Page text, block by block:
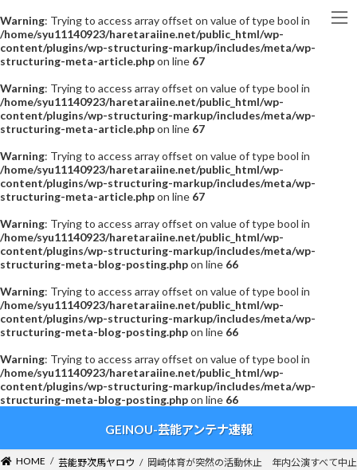
Warning: Trying to access array offset on value of type bool in
/home/syu11140923/haretaraiine.net/public_html/wp-
content/plugins/wp-structuring-markup/includes/meta/wp-
structuring-meta-article.phpon line 67
Warning: Trying to access array offset on value of type bool in
/home/syu11140923/haretaraiine.net/public_html/wp-
content/plugins/wp-structuring-markup/includes/meta/wp-
structuring-meta-article.phpon line 67
Warning: Trying to access array offset on value of type bool in
/home/syu11140923/haretaraiine.net/public_html/wp-
content/plugins/wp-structuring-markup/includes/meta/wp-
structuring-meta-article.phpon line 67
Warning: Trying to access array offset on value of type bool in
/home/syu11140923/haretaraiine.net/public_html/wp-
content/plugins/wp-structuring-markup/includes/meta/wp-
structuring-meta-blog-posting.phpon line 66
Warning: Trying to access array offset on value of type bool in
/home/syu11140923/haretaraiine.net/public_html/wp-
content/plugins/wp-structuring-markup/includes/meta/wp-
structuring-meta-blog-posting.phpon line 66
Warning: Trying to access array offset on value of type bool in
/home/syu11140923/haretaraiine.net/public_html/wp-
content/plugins/wp-structuring-markup/includes/meta/wp-
structuring-meta-blog-posting.phpon line 66
ン
ー
GEINOU-芸能アンテナ速報
HOME 芸能野次馬ヤロウ 岡崎体育が突然の活動休止 年内公演すべて中